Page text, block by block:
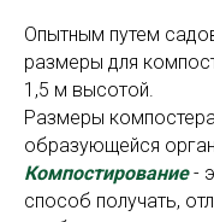
Опытным путем
размеры для
1,5 м высотой.
Размеры
образующейся
Компостирование-
способ получать,